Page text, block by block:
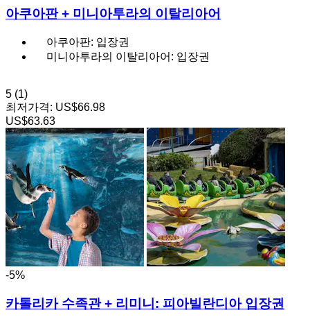
아쿠아판 + 미니아투라의 이탈리아어
아쿠아판: 입장권
미니아투라의 이탈리아어: 입장권
5 (1)
최저가격: US$66.98
US$63.63
-5%
카톨리카 수족관 + 리미니: 피아빌란디아 입장권